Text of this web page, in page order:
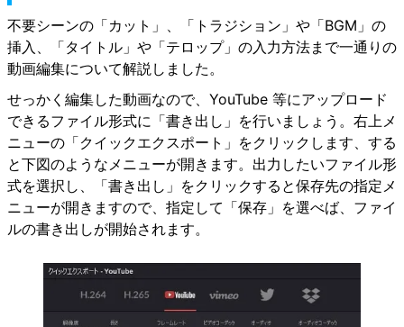
不要シーンの「カット」、「トラジション」や「BGM」の
挿入、「タイトル」や「テロップ」の入力方法まで一通りの
動画編集について解説しました。
せっかく編集した動画なので、YouTube 等にアップロード
できるファイル形式に「書き出し」を行いましょう。右上メ
ニューの「クイックエクスポート」をクリックします、する
と下図のようなメニューが開きます。出力したいファイル形
式を選択し、「書き出し」をクリックすると保存先の指定メ
ニューが開きますので、指定して「保存」を選べば、ファイ
ルの書き出しが開始されます。